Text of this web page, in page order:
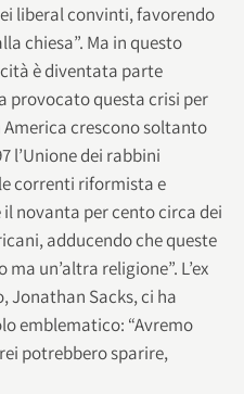
liberal convinti, favorendo
chiesa”. Ma in questo
è diventata parte
provocato questa crisi per
crescono soltanto
l’Unione dei rabbini
correnti riformista e
novanta per cento circa dei
adducendo che queste
un’altra religione”. L’ex
Jonathan Sacks, ci ha
emblematico: “Avremo
potrebbero sparire,